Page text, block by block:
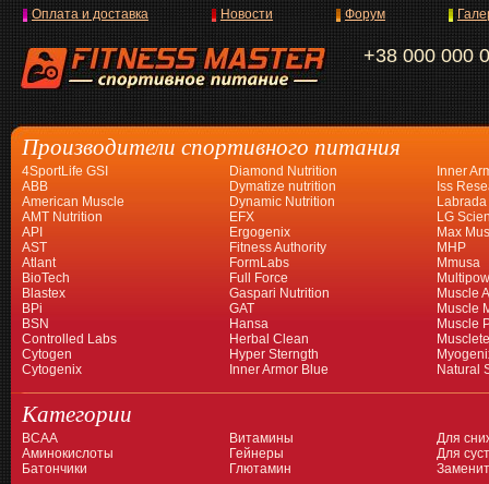
+38 000 000
Оплата и доставка Новости Форум
Производители спортивного питания
4SportLife GSI
ABB
American Muscle
AMT Nutrition
API
AST
Atlant
BioTech
Blastex
BPi
BSN
Controlled Labs
Cytogen
Cytogenix
Diamond Nutrition
Dymatize nutrition
Dynamic Nutrition
EFX
Ergogenix
Fitness Authority
FormLabs
Full Force
Gaspari Nutrition
GAT
Hansa
Herbal Clean
Hyper Sterngth
Inner Armor Blue
Inner
Iss
Labrada
LG
Max
MHP
Mmusa
Muscle
Muscle
Muscle
Natural
Категории
BCAA
Аминокислоты
Батончики
Витамины
Гейнеры
Глютамин
Для
Для